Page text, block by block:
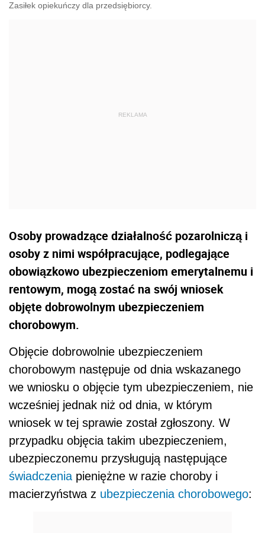
Zasiłek opiekuńczy dla przedsiębiorcy.
Osoby prowadzące działalność pozarolniczą i
osoby z nimi współpracujące, podlegające
obowiązkowo ubezpieczeniom emerytalnemu i
rentowym, mogą zostać na swój wniosek
objęte dobrowolnym ubezpieczeniem
chorobowym.
Objęcie dobrowolnie ubezpieczeniem
chorobowym następuje od dnia wskazanego
we wniosku o objęcie tym ubezpieczeniem, nie
wcześniej jednak niż od dnia, w którym
wniosek w tej sprawie został zgłoszony. W
przypadku objęcia takim ubezpieczeniem,
ubezpieczonemu przysługują następujące
świadczenia pieniężne w razie choroby i
macierzyństwa z ubezpieczenia chorobowego: